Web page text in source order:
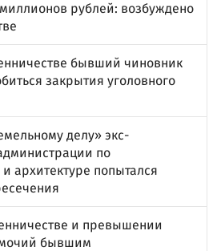
рублей: возбуждено
бывший чиновник
закрытия уголовного
делу» экс-
по
и архитектуре попытался
и превышении
бывшим